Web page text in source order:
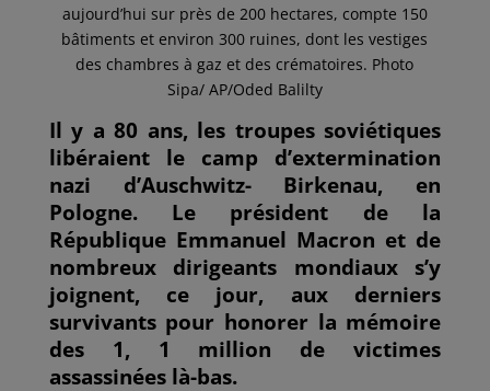
aujourd’hui sur près de 200 hectares, compte 150
bâtiments et environ 300 ruines, dont les vestiges
des chambres à gaz et des crématoires. Photo
Sipa/ AP/Oded Balilty
Il y a 80 ans, les troupes soviétiques
libéraient le camp d’extermination
nazi d’Auschwitz- Birkenau, en
Pologne. Le président de la
République Emmanuel Macron et de
nombreux dirigeants mondiaux s’y
joignent, ce jour, aux derniers
survivants pour honorer la mémoire
des 1, 1 million de victimes
assassinées là-bas.